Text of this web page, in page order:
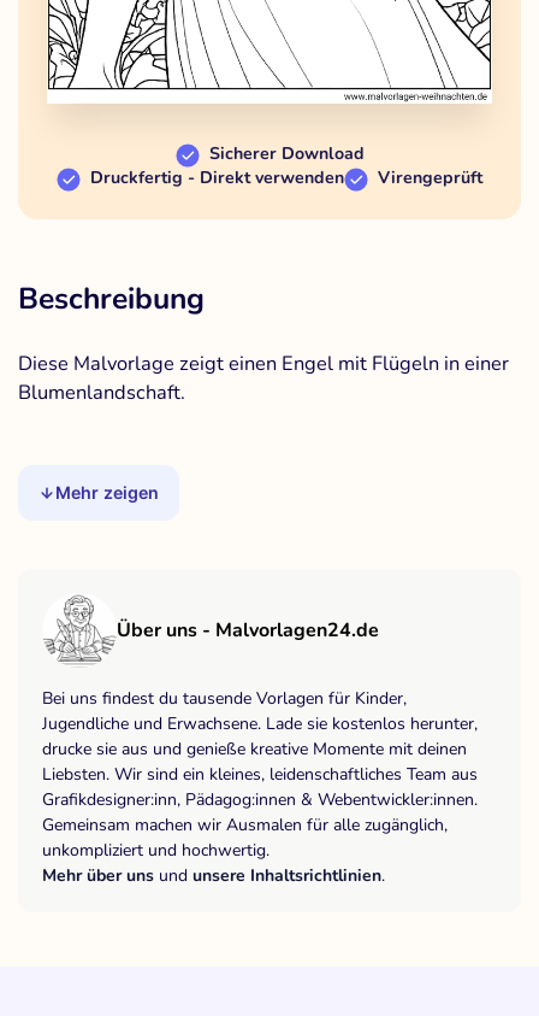
Sicherer Download
Druckfertig - Direkt verwenden
Virengeprüft
Beschreibung
Diese Malvorlage zeigt einen Engel mit Flügeln in einer
Blumenlandschaft.
Mehr zeigen
Über uns - Malvorlagen24.de
Bei uns findest du tausende Vorlagen für Kinder,
Jugendliche und Erwachsene. Lade sie kostenlos herunter,
drucke sie aus und genieße kreative Momente mit deinen
Liebsten. Wir sind ein kleines, leidenschaftliches Team aus
Grafikdesigner:inn, Pädagog:innen & Webentwickler:innen.
Gemeinsam machen wir Ausmalen für alle zugänglich,
unkompliziert und hochwertig.
Mehr über uns und unsere Inhaltsrichtlinien.